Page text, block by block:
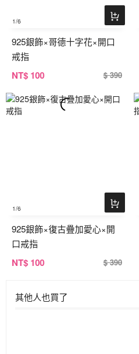
1/6
925銀飾×哥德十字花×開口
戒指
NT$ 100 $ 390
1/6
925銀飾×復古疊加愛心×開
口戒指
NT$ 100 $ 390
其他人也買了